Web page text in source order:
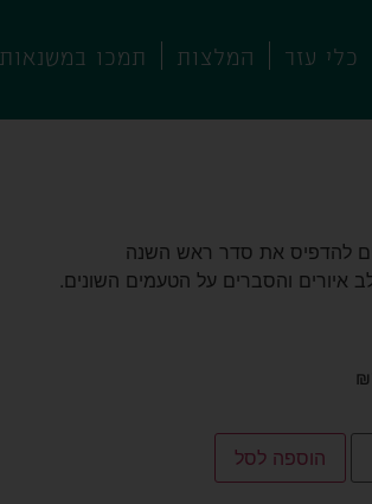
כלי עזר המלצות תמכו במשנאות
להדפיס את סדר ראש השנה
איורים והסברים על הטעמים השונים.
₪
הוספה לסל